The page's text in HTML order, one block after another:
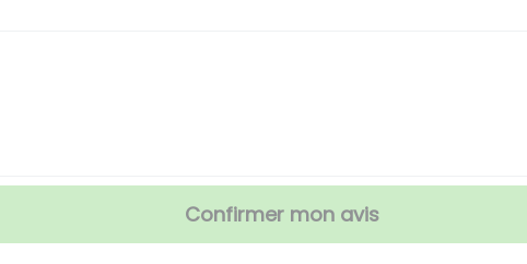
Confirmer mon avis